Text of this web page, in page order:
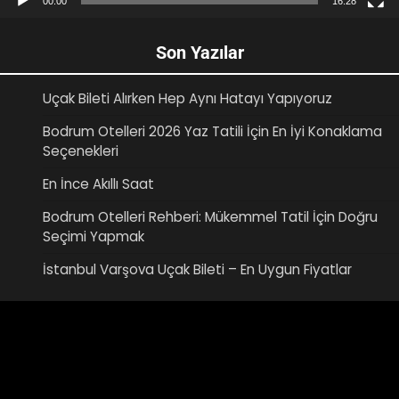
Son Yazılar
Uçak Bileti Alırken Hep Aynı Hatayı Yapıyoruz
Bodrum Otelleri 2026 Yaz Tatili İçin En İyi Konaklama
Seçenekleri
En İnce Akıllı Saat
Bodrum Otelleri Rehberi: Mükemmel Tatil İçin Doğru
Seçimi Yapmak
İstanbul Varşova Uçak Bileti – En Uygun Fiyatlar